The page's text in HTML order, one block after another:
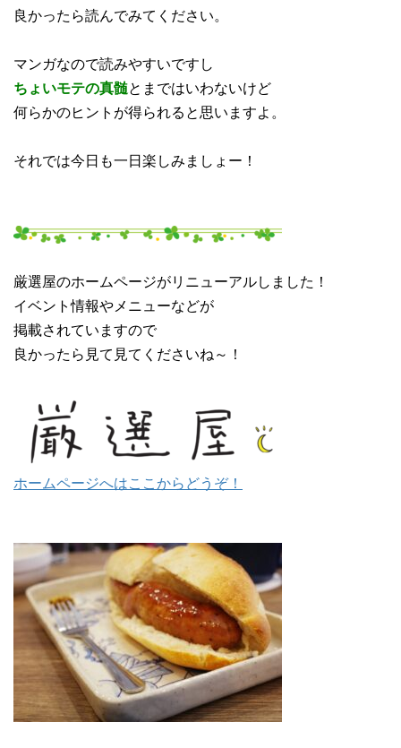
良かったら読んでみてください。
マンガなので読みやすいですし
ちょいモテの真髄とまではいわないけど
何らかのヒントが得られると思いますよ。
それでは今日も一日楽しみましょー！
厳選屋のホームページがリニューアルしました！
イベント情報やメニューなどが
掲載されていますので
良かったら見て見てくださいね～！
ホームページへはここからどうぞ！